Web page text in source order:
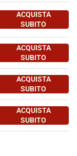
ACQUISTA
SUBITO
ACQUISTA
SUBITO
ACQUISTA
SUBITO
ACQUISTA
SUBITO